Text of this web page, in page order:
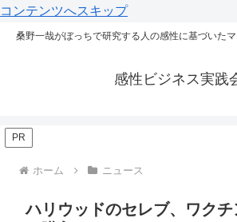
コンテンツへスキップ
桑野一哉がぼっちで研究する人の感性に基づいた
感性ビジネス実践
PR
ホーム ニュース
ハリウッドのセレブ、ワク